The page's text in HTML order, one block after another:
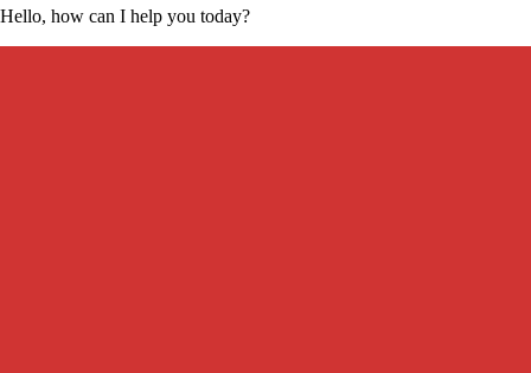
Je voudrais réserver une table